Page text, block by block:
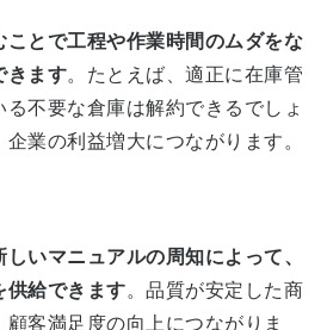
ことで工程や作業時間のムダをな
きます。たとえば、適正に在庫管
不要な倉庫は解約できるでしょ
業の利益増大につながります。
いマニュアルの周知によって、
供給できます。品質が安定した商
客満足度の向上につながりま